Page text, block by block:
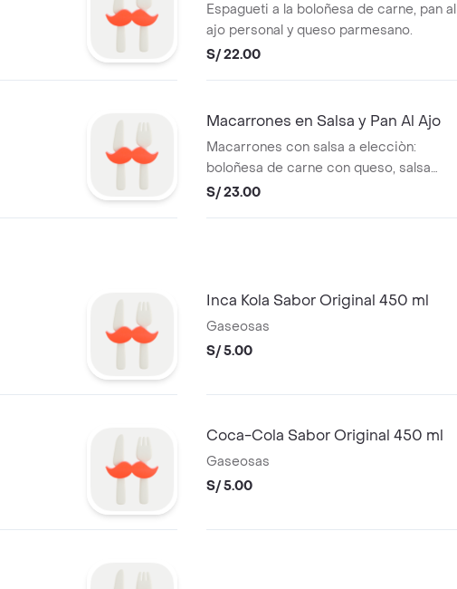
Espagueti a la boloñesa de carne, pan al
ajo personal y queso parmesano.
S/ 22.00
Macarrones en Salsa y Pan Al Ajo
Macarrones con salsa a elecciòn:
boloñesa de carne con queso, salsa
blanca con queso y jamòn y mantequilla
S/ 23.00
Inca Kola Sabor Original 450 ml
Gaseosas
S/ 5.00
Coca-Cola Sabor Original 450 ml
Gaseosas
S/ 5.00